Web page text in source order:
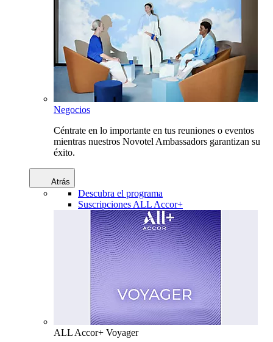
Negocios
Céntrate en lo importante en tus reuniones o eventos
mientras nuestros Novotel Ambassadors garantizan su
éxito.
Atrás
Descubra el programa
Suscripciones ALL Accor+
ALL Accor+ Voyager